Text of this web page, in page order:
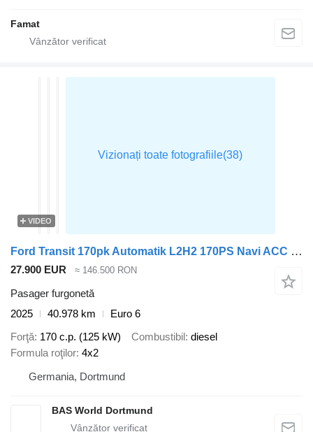
Famat
VIDEO
Ford Transit 170pk Automatik L2H2 170PS Navi ACC Klima LED Kamera Par
27.900 EUR ≈ 146.500 RON
Pasager furgonetă
2025
40.978 km
Euro 6
Forţă 170 c.p. (125 kW) Combustibil diesel
Formula roţilor 4x2
Germania, Dortmund
BAS World Dortmund